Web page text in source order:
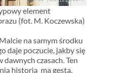
element
(fot. M. Koczewska)
na samym środku
daje poczucie, jakby się
czasach. Ten
historią ma gęstą,